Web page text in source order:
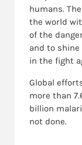
humans.
the world
of the
and to
in the fight
Global
more than
billion
not done.